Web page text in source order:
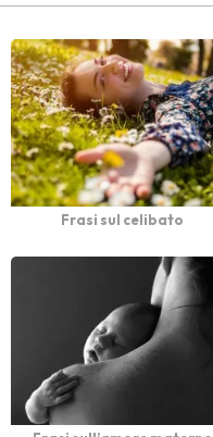
Frasi sul celibato